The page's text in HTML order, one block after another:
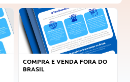
COMPRA E VENDA FORA DO
BRASIL